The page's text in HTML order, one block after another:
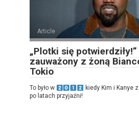
Article
„Plotki się
zauważony z żoną
Tokio
To było w
kiedy Kim i Kanye
po latach przyjaźni!